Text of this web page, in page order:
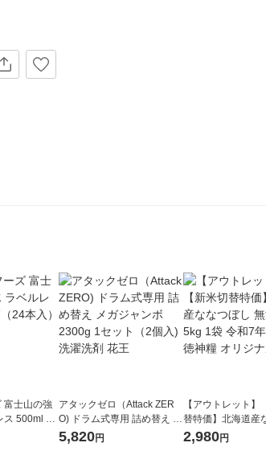
富士山の強
ス 500ml 1
アタックゼロ（Attack ZER
O) ドラム式専用 詰め替え メ
ガジャンボ 2300g 1セット
5,820円
【アウトレット】
替特価】北海道産
し 無洗米 5kg 1袋
2,980円